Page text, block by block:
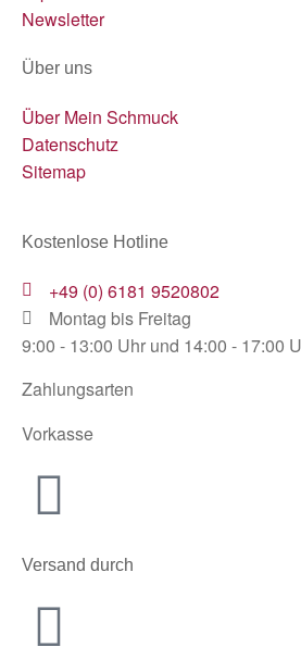
Newsletter
Über uns
Über Mein Schmuck
Datenschutz
Sitemap
Kostenlose Hotline
+49 (0) 6181 9520802
Montag bis Freitag
9:00 - 13:00 Uhr und 14:00 - 17:00
Zahlungsarten
Vorkasse
Versand durch